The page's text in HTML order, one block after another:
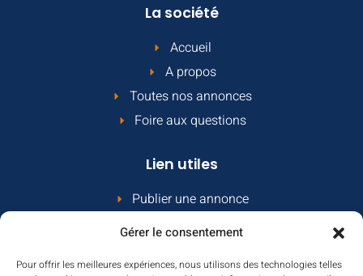
Gérer le consentement
Pour offrir les meilleures expériences, nous utilisons des technologies telles
La société
Accueil
A propos
Toutes nos annonces
Foire aux questions
Lien utiles
Publier une annonce
Comment ça marche
Contact